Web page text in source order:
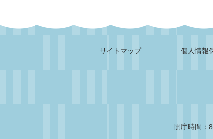
サイトマップ 個人情報
開庁時間：